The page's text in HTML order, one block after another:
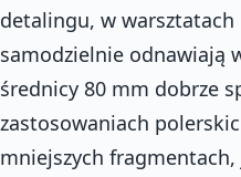
detalingu, w
samodzielnie odnawiają
średnicy 80 mm dobrze
zastosowaniach
mniejszych